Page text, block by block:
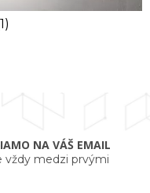
NA VÁŠ EMAIL
vždy medzi prvými